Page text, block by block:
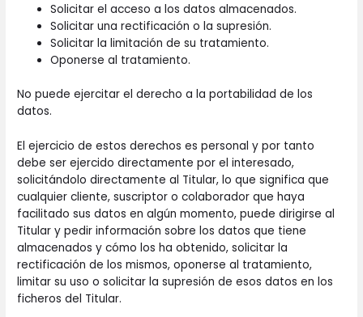
Solicitar el acceso a los datos almacenados.
Solicitar una rectificación o la supresión.
Solicitar la limitación de su tratamiento.
Oponerse al tratamiento.
No puede ejercitar el derecho a la portabilidad de los
datos.
El ejercicio de estos derechos es personal y por tanto
debe ser ejercido directamente por el interesado,
solicitándolo directamente al Titular, lo que significa que
cualquier cliente, suscriptor o colaborador que haya
facilitado sus datos en algún momento, puede dirigirse al
Titular y pedir información sobre los datos que tiene
almacenados y cómo los ha obtenido, solicitar la
rectificación de los mismos, oponerse al tratamiento,
limitar su uso o solicitar la supresión de esos datos en los
ficheros del Titular.